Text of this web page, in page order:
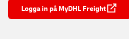
Logga in på MyDHL Freight